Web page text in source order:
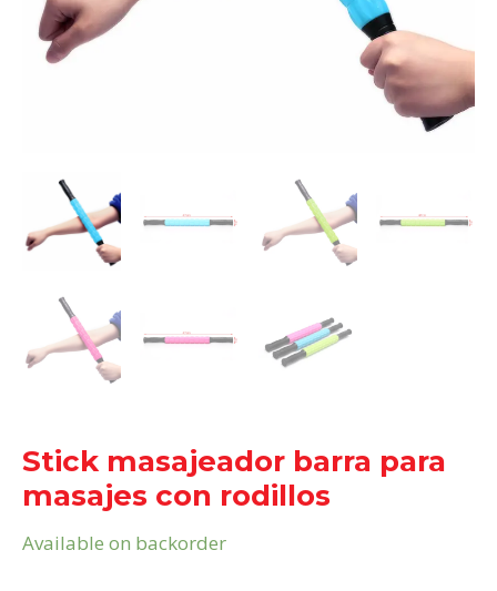
Stick masajeador barra para
masajes con rodillos
Available on backorder